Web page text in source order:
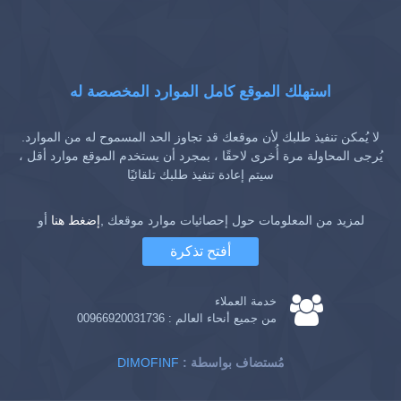
استهلك الموقع كامل الموارد المخصصة له
لا يُمكن تنفيذ طلبك لأن موقعك قد تجاوز الحد المسموح له من الموارد.
يُرجى المحاولة مرة أُخرى لاحقًا ، بمجرد أن يستخدم الموقع موارد أقل ،
سيتم إعادة تنفيذ طلبك تلقائيًا
لمزيد من المعلومات حول إحصائيات موارد موقعك ,إضغط هنا أو
أفتح تذكرة
خدمة العملاء
من جميع أنحاء العالم : 00966920031736
DIMOFINF : مُستضاف بواسطة